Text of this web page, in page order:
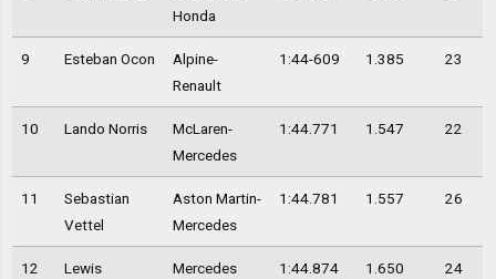
Honda
9 Esteban Ocon
Alpine-
Renault
1:44-609 1.385 23
10 Lando Norris
McLaren-
Mercedes
1:44.771 1.547 22
11
Sebastian
Vettel
Aston Martin-
Mercedes
1:44.781 1.557 26
12
Lewis
Mercedes 1:44.874 1.650 24